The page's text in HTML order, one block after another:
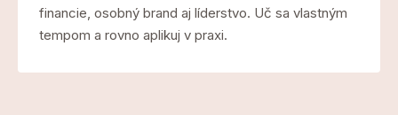
financie, osobný brand aj líderstvo. Uč sa vlastným
tempom a rovno aplikuj v praxi.